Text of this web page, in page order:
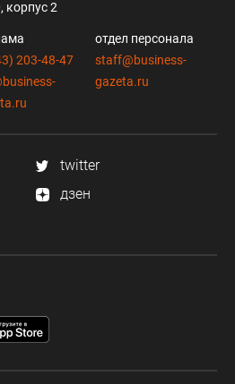
корпус 2
203-48-47
отдел персонала
staff@business-
gazeta.ru
twitter
дзен